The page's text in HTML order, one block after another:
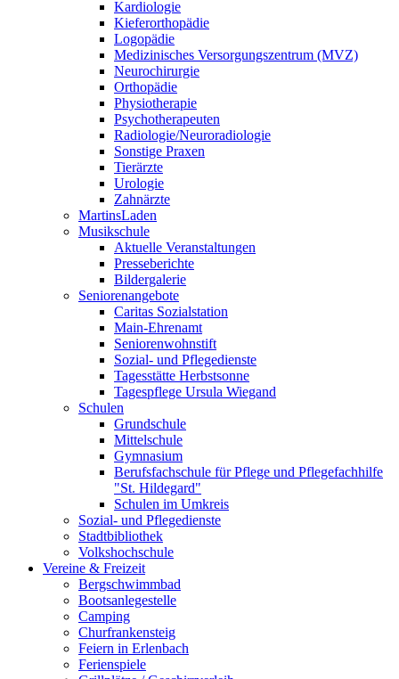
Kardiologie
Kieferorthopädie
Logopädie
Medizinisches Versorgungszentrum (MVZ)
Neurochirurgie
Orthopädie
Physiotherapie
Psychotherapeuten
Radiologie/Neuroradiologie
Sonstige Praxen
Tierärzte
Urologie
Zahnärzte
MartinsLaden
Musikschule
Aktuelle Veranstaltungen
Presseberichte
Bildergalerie
Seniorenangebote
Caritas Sozialstation
Main-Ehrenamt
Seniorenwohnstift
Sozial- und Pflegedienste
Tagesstätte Herbstsonne
Tagespflege Ursula Wiegand
Schulen
Grundschule
Mittelschule
Gymnasium
Berufsfachschule für Pflege und Pflegefachhilfe
"St. Hildegard"
Schulen im Umkreis
Sozial- und Pflegedienste
Stadtbibliothek
Volkshochschule
Vereine & Freizeit
Bergschwimmbad
Bootsanlegestelle
Camping
Churfrankensteig
Feiern in Erlenbach
Ferienspiele